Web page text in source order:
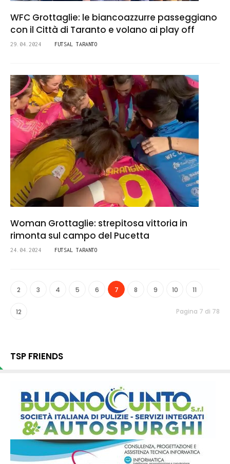
WFC Grottaglie: le biancoazzurre passeggiano
con il Città di Taranto e volano ai play off
29.04.2024 FUTSAL TARANTO
Woman Grottaglie: strepitosa vittoria in
rimonta sul campo del Pucetta
24.04.2024 FUTSAL TARANTO
2 3 4 5 6 7 8 9 10 11
12 Pagina 7 di 78
TSP FRIENDS